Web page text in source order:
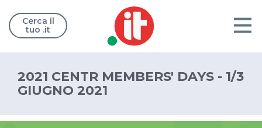
Cerca il
tuo .it
2021 CENTR MEMBERS' DAYS - 1/3
GIUGNO 2021